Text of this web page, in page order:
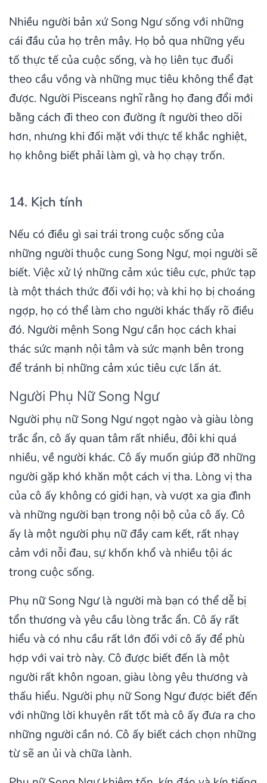
Nhiều người bản xứ Song Ngư sống với những
cái đầu của họ trên mây. Họ bỏ qua những yếu
tố thực tế của cuộc sống, và họ liên tục đuổi
theo cầu vồng và những mục tiêu không thể đạt
được. Người Pisceans nghĩ rằng họ đang đổi mới
bằng cách đi theo con đường ít người theo dõi
hơn, nhưng khi đối mặt với thực tế khắc nghiệt,
họ không biết phải làm gì, và họ chạy trốn.
14. Kịch tính
Nếu có điều gì sai trái trong cuộc sống của
những người thuộc cung Song Ngư, mọi người sẽ
biết. Việc xử lý những cảm xúc tiêu cực, phức tạp
là một thách thức đối với họ; và khi họ bị choáng
ngợp, họ có thể làm cho người khác thấy rõ điều
đó. Người mệnh Song Ngư cần học cách khai
thác sức mạnh nội tâm và sức mạnh bên trong
để tránh bị những cảm xúc tiêu cực lấn át.
Người Phụ Nữ Song Ngư
Người phụ nữ Song Ngư ngọt ngào và giàu lòng
trắc ẩn, cô ấy quan tâm rất nhiều, đôi khi quá
nhiều, về người khác. Cô ấy muốn giúp đỡ những
người gặp khó khăn một cách vị tha. Lòng vị tha
của cô ấy không có giới hạn, và vượt xa gia đình
và những người bạn trong nội bộ của cô ấy. Cô
ấy là một người phụ nữ đầy cam kết, rất nhạy
cảm với nỗi đau, sự khốn khổ và nhiều tội ác
trong cuộc sống.
Phụ nữ Song Ngư là người mà bạn có thể dễ bị
tổn thương và yêu cầu lòng trắc ẩn. Cô ấy rất
hiểu và có nhu cầu rất lớn đối với cô ấy để phù
hợp với vai trò này. Cô được biết đến là một
người rất khôn ngoan, giàu lòng yêu thương và
thấu hiểu. Người phụ nữ Song Ngư được biết đến
với những lời khuyên rất tốt mà cô ấy đưa ra cho
những người cần nó. Cô ấy biết cách chọn những
từ sẽ an ủi và chữa lành.